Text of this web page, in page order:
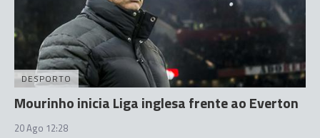
DESPORTO
Mourinho inicia Liga inglesa frente ao Everton
20 Ago 12:28